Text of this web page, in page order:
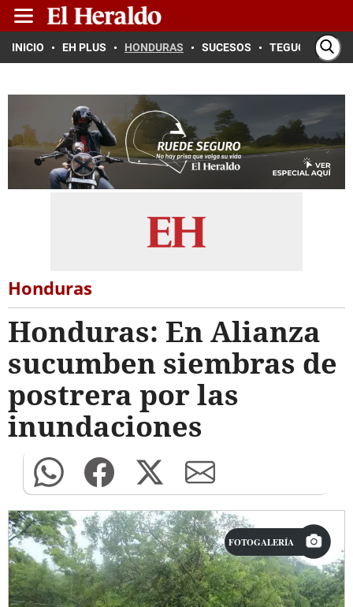
INICIO EH PLUS HONDURAS SUCESOS TEGUCIGALPA
Honduras
Honduras: En Alianza
sucumben siembras de
postrera por las
inundaciones
FOTOGALERÍA